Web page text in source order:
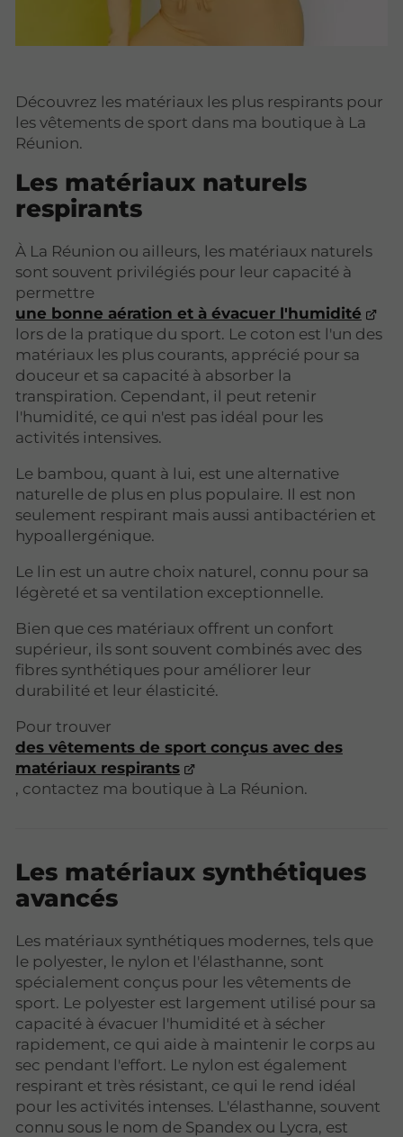
Découvrez les matériaux les plus respirants pour
les vêtements de sport dans ma boutique à La
Réunion.
Les matériaux naturels
respirants
À La Réunion ou ailleurs, les matériaux naturels
sont souvent privilégiés pour leur capacité à
permettre
une bonne aération et à évacuer l'humidité
lors de la pratique du sport. Le coton est l'un des
matériaux les plus courants, apprécié pour sa
douceur et sa capacité à absorber la
transpiration. Cependant, il peut retenir
l'humidité, ce qui n'est pas idéal pour les
activités intensives.
Le bambou, quant à lui, est une alternative
naturelle de plus en plus populaire. Il est non
seulement respirant mais aussi antibactérien et
hypoallergénique.
Le lin est un autre choix naturel, connu pour sa
légèreté et sa ventilation exceptionnelle.
Bien que ces matériaux offrent un confort
supérieur, ils sont souvent combinés avec des
fibres synthétiques pour améliorer leur
durabilité et leur élasticité.
Pour trouver
des vêtements de sport conçus avec des
matériaux respirants
, contactez ma boutique à La Réunion.
Les matériaux synthétiques
avancés
Les matériaux synthétiques modernes, tels que
le polyester, le nylon et l'élasthanne, sont
spécialement conçus pour les vêtements de
sport. Le polyester est largement utilisé pour sa
capacité à évacuer l'humidité et à sécher
rapidement, ce qui aide à maintenir le corps au
sec pendant l'effort. Le nylon est également
respirant et très résistant, ce qui le rend idéal
pour les activités intenses. L'élasthanne, souvent
connu sous le nom de Spandex ou Lycra, est